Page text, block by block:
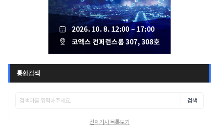
통합검색
검색
전체기사 목록보기